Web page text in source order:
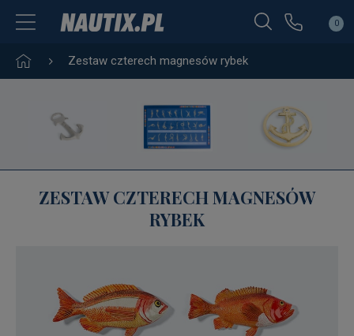
0
Zestaw czterech magnesów rybek
ZESTAW CZTERECH MAGNESÓW
RYBEK